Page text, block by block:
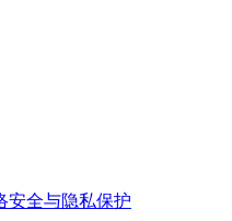
安全与隐私保护